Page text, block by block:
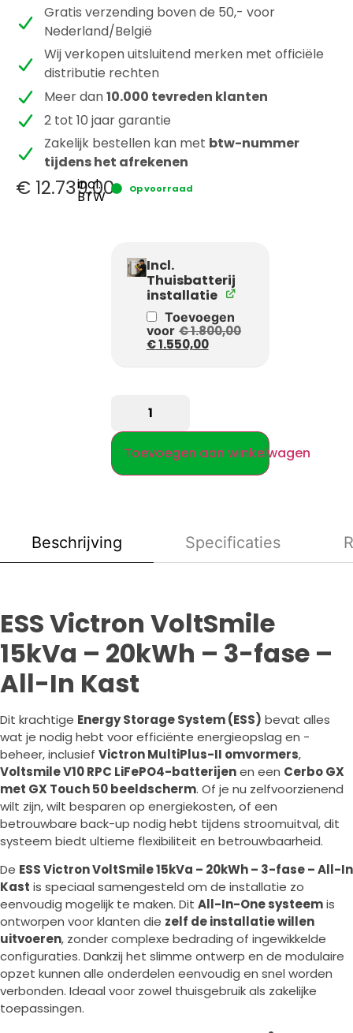
Gratis verzending boven de 50,- voor
Nederland/België
Wij verkopen uitsluitend merken met officiële
distributie rechten
Meer dan10.000 tevreden klanten
2 tot 10 jaar garantie
Zakelijk bestellen kan met btw-nummer
tijdens het afrekenen
€ 12.739,00
incl.
BTW Op voorraad
Incl.
Thuisbatterij
installatie
Toevoegen
voor €1.800,00
€1.550,00
Toevoegen aan winkelwagen
Beschrijving Specificaties
ESS Victron VoltSmile
15kVa – 20kWh – 3-fase –
All-In Kast
Dit krachtige Energy Storage System (ESS) bevat alles
wat je nodig hebt voor efficiënte energieopslag en -
beheer, inclusief Victron MultiPlus-II omvormers,
Voltsmile V10 RPC LiFePO4-batterijenen een Cerbo GX
met GX Touch 50 beeldscherm. Of je nu zelfvoorzienend
wilt zijn, wilt besparen op energiekosten, of een
betrouwbare back-up nodig hebt tijdens stroomuitval, dit
systeem biedt ultieme flexibiliteit en betrouwbaarheid.
De ESS Victron VoltSmile 15kVa – 20kWh – 3-fase – All-In
Kast is speciaal samengesteld om de installatie zo
eenvoudig mogelijk te maken. Dit All-In-One systeemis
ontworpen voor klanten die zelf de installatie willen
uitvoeren, zonder complexe bedrading of ingewikkelde
configuraties. Dankzij het slimme ontwerp en de modulaire
opzet kunnen alle onderdelen eenvoudig en snel worden
verbonden. Ideaal voor zowel thuisgebruik als zakelijke
toepassingen.